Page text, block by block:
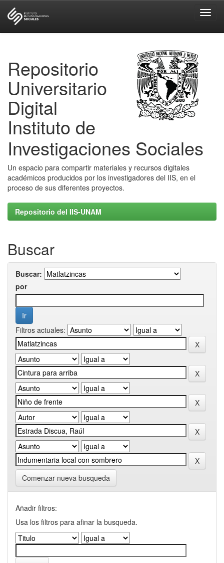
Repositorio
Universitario
Digital
Instituto de
Investigaciones Sociales
Un espacio para compartir materiales y recursos digitales
académicos producidos por los investigadores del IIS, en el
proceso de sus diferentes proyectos.
Repositorio del IIS-UNAM
Buscar
Buscar:
por
Filtros actuales:
Comenzar nueva busqueda
Añadir filtros:
Usa los filtros para afinar la busqueda.